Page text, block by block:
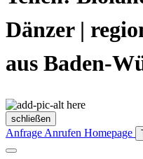
Dänzer |
aus Baden-
schließen
Anfrage Anrufen Homepage